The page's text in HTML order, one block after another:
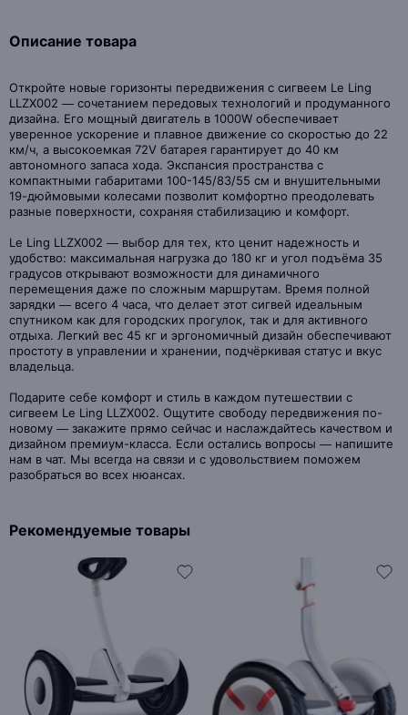
Описание товара
Откройте новые горизонты передвижения с сигвеем Le Ling
LLZX002 — сочетанием передовых технологий и продуманного
дизайна. Его мощный двигатель в 1000W обеспечивает
уверенное ускорение и плавное движение со скоростью до 22
км/ч, а высокоемкая 72V батарея гарантирует до 40 км
автономного запаса хода. Экспансия пространства с
компактными габаритами 100-145/83/55 см и внушительными
19-дюймовыми колесами позволит комфортно преодолевать
разные поверхности, сохраняя стабилизацию и комфорт.
Le Ling LLZX002 — выбор для тех, кто ценит надежность и
удобство: максимальная нагрузка до 180 кг и угол подъёма 35
градусов открывают возможности для динамичного
перемещения даже по сложным маршрутам. Время полной
зарядки — всего 4 часа, что делает этот сигвей идеальным
спутником как для городских прогулок, так и для активного
отдыха. Легкий вес 45 кг и эргономичный дизайн обеспечивают
простоту в управлении и хранении, подчёркивая статус и вкус
владельца.
Подарите себе комфорт и стиль в каждом путешествии с
сигвеем Le Ling LLZX002. Ощутите свободу передвижения по-
новому — закажите прямо сейчас и наслаждайтесь качеством и
дизайном премиум-класса. Если остались вопросы — напишите
нам в чат. Мы всегда на связи и с удовольствием поможем
разобраться во всех нюансах.
Рекомендуемые товары